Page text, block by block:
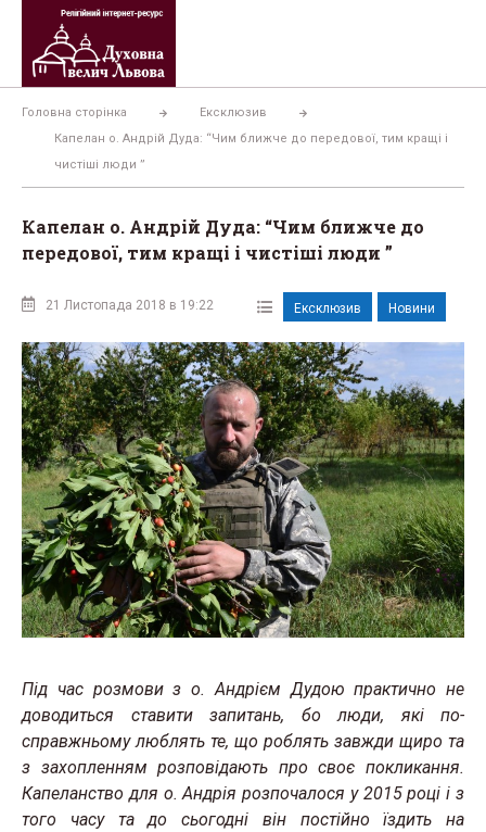
Перейти
вмісту
Головна сторінка
Ексклюзив
Капелан о. Андрій Дуда: “Чим ближче до передової, тим кращі і
чистіші люди ”
Капелан о. Андрій Дуда: “Чим ближче до
передової, тим кращі і чистіші люди ”
21 Листопада 2018 в 19:22 Ексклюзив Новини
Під час розмови з о. Андрієм Дудою практично не
доводиться ставити запитань, бо люди, які по-
справжньому люблять те, що роблять завжди щиро та
з захопленням розповідають про своє покликання.
Капеланство для о. Андрія розпочалося у 2015 році і з
того часу та до сьогодні він постійно їздить на